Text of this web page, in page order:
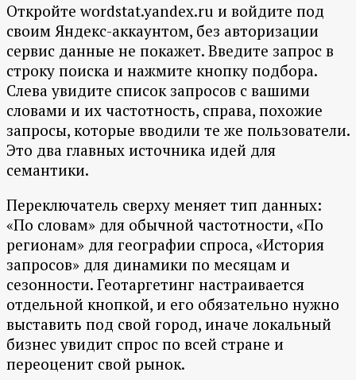
Откройте wordstat.yandex.ru и войдите под
своим Яндекс-аккаунтом, без авторизации
сервис данные не покажет. Введите запрос в
строку поиска и нажмите кнопку подбора.
Слева увидите список запросов с вашими
словами и их частотность, справа, похожие
запросы, которые вводили те же пользователи.
Это два главных источника идей для
семантики.
Переключатель сверху меняет тип данных:
«По словам» для обычной частотности, «По
регионам» для географии спроса, «История
запросов» для динамики по месяцам и
сезонности. Геотаргетинг настраивается
отдельной кнопкой, и его обязательно нужно
выставить под свой город, иначе локальный
бизнес увидит спрос по всей стране и
переоценит свой рынок.